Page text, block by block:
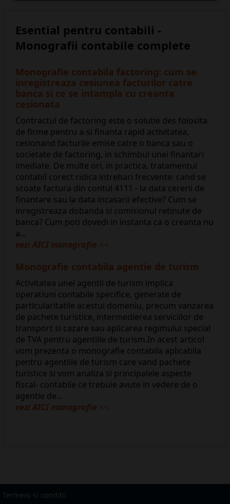
Esential pentru contabili -
Monografii contabile complete
Monografie contabila factoring: cum se
inregistreaza cesiunea facturilor catre
banca si ce se intampla cu creanta
cesionata
Contractul de factoring este o solutie des folosita
de firme pentru a-si finanta rapid activitatea,
cesionand facturile emise catre o banca sau o
societate de factoring, in schimbul unei finantari
imediate. De multe ori, in practica, tratamentul
contabil corect ridica intrebari frecvente: cand se
scoate factura din contul 4111 - la data cererii de
finantare sau la data incasarii efective? Cum se
inregistreaza dobanda si comisionul retinute de
banca? Cum poti dovedi in instanta ca o creanta nu
a...
vezi AICI monografia <<
​Monografie contabila agentie de turism
Activitatea unei agentii de turism implica
operatiuni contabile specifice, generate de
particularitatile acestui domeniu, precum vanzarea
de pachete turistice, intermedierea serviciilor de
transport si cazare sau aplicarea regimului special
de TVA pentru agentiile de turism.In acest articol
vom prezenta o monografie contabila aplicabila
pentru agentiile de turism care vand pachete
turistice si vom analiza si principalele aspecte
fiscal- contabile ce trebuie avute in vedere de o
agentie de...
vezi AICI monografia <<
Termeni si conditii